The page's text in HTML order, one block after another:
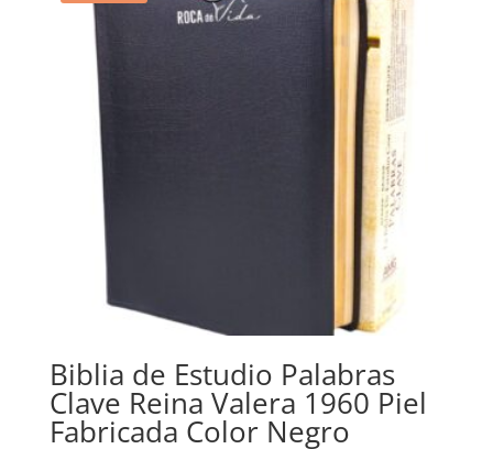
Biblia de Estudio Palabras
Clave Reina Valera 1960 Piel
Fabricada Color Negro